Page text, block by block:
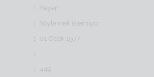
Bayan
Söylemek istemiyor
01 Ocak 1977
449